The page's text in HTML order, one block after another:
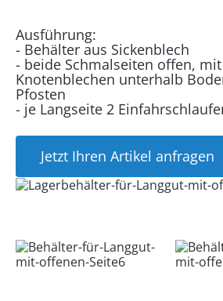
Ausführung:
- Behälter aus Sickenblech
- beide Schmalseiten offen,
Knotenblechen unterhalb
Pfosten
- je Langseite 2
Jetzt Ihren Artikel anfragen